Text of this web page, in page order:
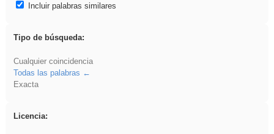
Incluir palabras similares
Tipo de búsqueda:
Cualquier coincidencia
Todas las palabras
Exacta
Licencia: